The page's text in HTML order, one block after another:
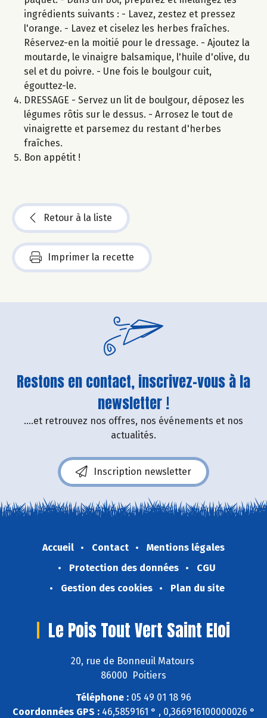
ingrédients suivants : - Lavez, zestez et pressez
l'orange. - Lavez et ciselez les herbes fraîches.
Réservez-en la moitié pour le dressage. - Ajoutez la
moutarde, le vinaigre balsamique, l'huile d'olive, du
sel et du poivre. - Une fois le boulgour cuit,
égouttez-le.
DRESSAGE - Servez un lit de boulgour, déposez les
légumes rôtis sur le dessus. - Arrosez le tout de
vinaigrette et parsemez du restant d'herbes
fraîches.
Bon appétit !
Retour à la liste
Imprimer la recette
Restons en contact, inscrivez-vous à la
newsletter !
....et retrouvez nos offres, nos événements et nos
actualités.
Inscription newsletter
Accueil Contact
Mentions légales
Protection des données
CGU
Gestion des cookies
Plan du site
Le Pois Tout Vert Saint Eloi
20, rue de Bonneuil Matours
86000 Poitiers
Téléphone : 05 49 01 18 96
Coordonnées GPS :46,5859161 ° , 0,366916100000026 °